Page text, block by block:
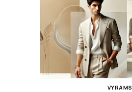
VYRAMS